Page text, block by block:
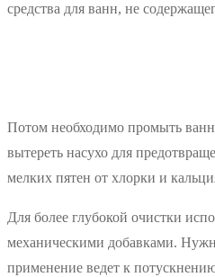
средства для ванн, не
Потом необходимо промыть
вытереть насухо для
мелких пятен от хлорки и
Для более глубокой очистки
механическими добавками.
применение ведет к